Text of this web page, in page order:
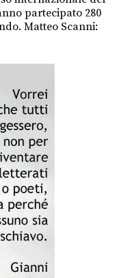
partecipato 280
Matteo Scanni: